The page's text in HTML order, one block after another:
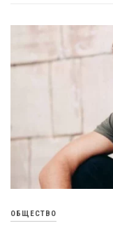
ОБЩЕСТВО